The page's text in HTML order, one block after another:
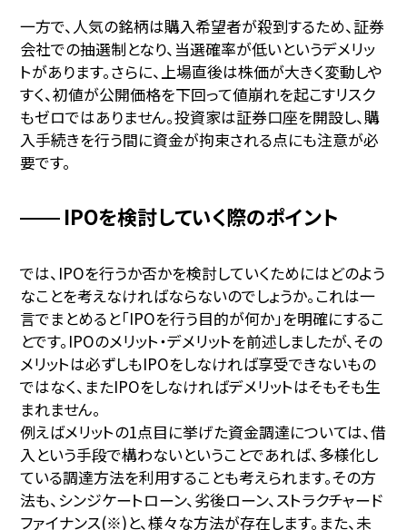
一方で、人気の銘柄は購入希望者が殺到するため、証券
会社での抽選制となり、当選確率が低いというデメリッ
トがあります。さらに、上場直後は株価が大きく変動しや
すく、初値が公開価格を下回って値崩れを起こすリスク
もゼロではありません。投資家は証券口座を開設し、購
入手続きを行う間に資金が拘束される点にも注意が必
要です。
IPOを検討していく際のポイント
では、IPOを行うか否かを検討していくためにはどのよう
なことを考えなければならないのでしょうか。これは一
言でまとめると「IPOを行う目的が何か」を明確にするこ
とです。IPOのメリット・デメリットを前述しましたが、その
メリットは必ずしもIPOをしなければ享受できないもの
ではなく、またIPOをしなければデメリットはそもそも生
まれません。
例えばメリットの1点目に挙げた資金調達については、借
入という手段で構わないということであれば、多様化し
ている調達方法を利用することも考えられます。その方
法も、シンジケートローン、劣後ローン、ストラクチャード
ファイナンス(※)と、様々な方法が存在します。また、未